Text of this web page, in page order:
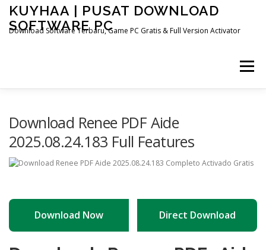
Skip
content
KUYHAA | PUSAT DOWNLOAD
SOFTWARE PC
Download Software Terbaru, Game PC Gratis & Full Version Activator
Menu
Download Renee PDF Aide
2025.08.24.183 Full Features
Download Now Direct Download